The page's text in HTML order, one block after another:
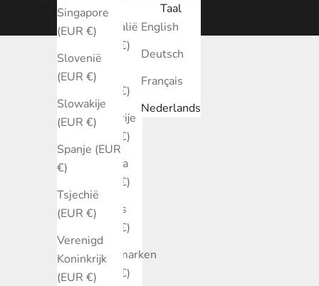
Singapore
(EUR €)
Slovenië
(EUR €)
Slowakije
(EUR €)
Spanje (EUR
€)
Tsjechië
(EUR €)
Verenigd
Koninkrijk
(EUR €)
Land
Australië
(EUR €)
België
(EUR €)
Bulgarije
(EUR €)
Canada
(EUR €)
Cyprus
(EUR €)
Denemarken
(EUR €)
Taal
English
Deutsch
Français
Nederlands